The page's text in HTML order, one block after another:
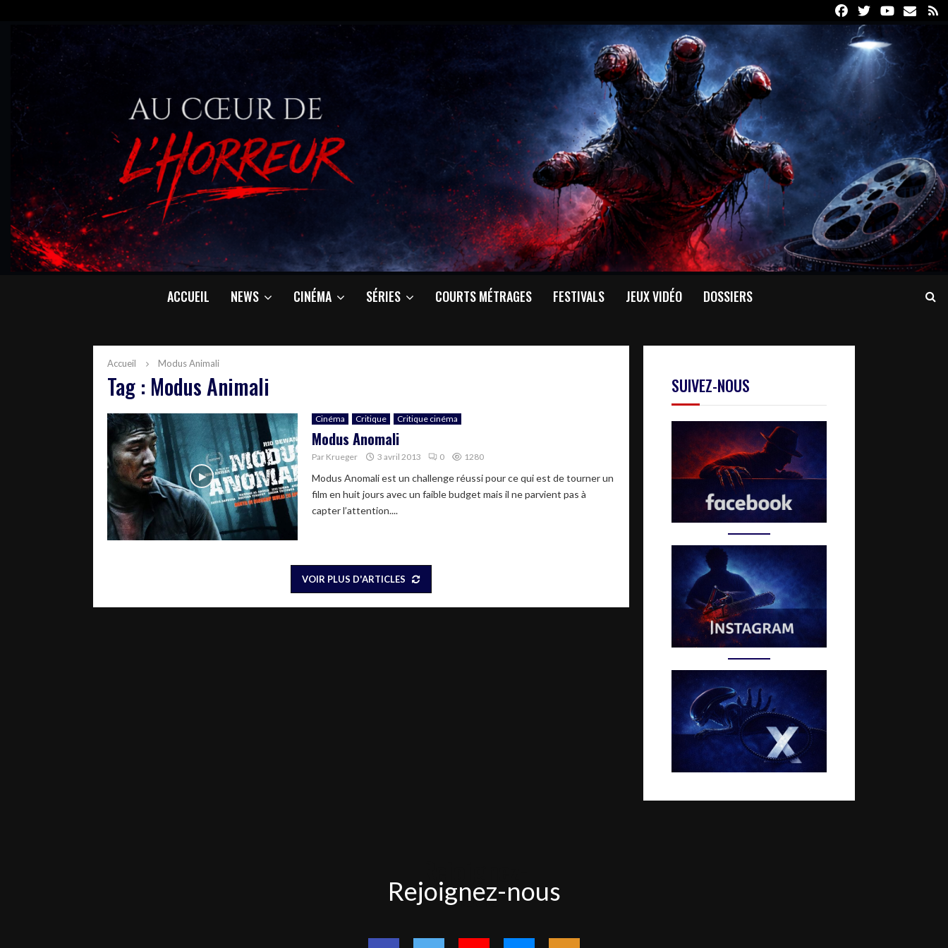
FacebookTwitterYoutube
Email
ACCUEIL NEWS CINÉMA SÉRIES COURTS MÉTRAGES FESTIVALS JEUX VIDÉO DOSSIERS
Accueil Modus Animali
Tag : Modus Animali
Cinéma Critique Critique cinéma
Modus Anomali
Par Krueger 3 avril 2013 0 1280
Modus Anomali est un challenge réussi pour ce qui est de tourner un
film en huit jours avec un faible budget mais il ne parvient pas à
capter l’attention....
VOIR PLUS D'ARTICLES
SUIVEZ-NOUS
nous
Rejoignez-nous